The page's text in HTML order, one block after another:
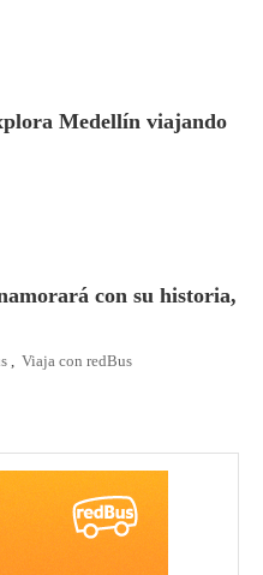
Medellín viajando
con su historia,
, Viaja con redBus